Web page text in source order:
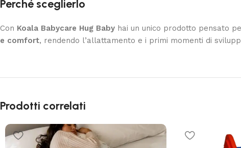
Perché sceglierlo
Con Koala Babycare Hug Baby hai un unico prodotto pensato
e comfort, rendendo l’allattamento e i primi momenti di
Prodotti correlati